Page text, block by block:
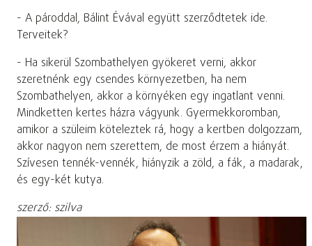
- A pároddal, Bálint Évával együtt szerződtetek ide.
Terveitek?
- Ha sikerül Szombathelyen gyökeret verni, akkor
szeretnénk egy csendes környezetben, ha nem
Szombathelyen, akkor a környéken egy ingatlant venni.
Mindketten kertes házra vágyunk. Gyermekkoromban,
amikor a szüleim köteleztek rá, hogy a kertben dolgozzam,
akkor nagyon nem szerettem, de most érzem a hiányát.
Szívesen tennék-vennék, hiányzik a zöld, a fák, a madarak,
és egy-két kutya.
szerző: szilva